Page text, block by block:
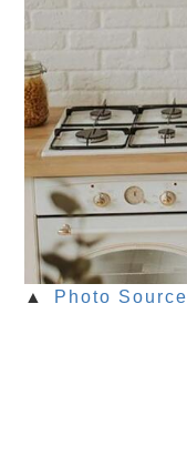
▲ Photo Source